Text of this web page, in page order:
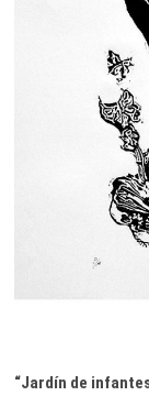
“Jardín de